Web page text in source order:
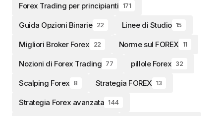
Forex Trading per principianti 171
Guida Opzioni Binarie 22 Linee di Studio 15
Migliori Broker Forex 22 Norme sul FOREX 11
Nozioni di Forex Trading 77 pillole Forex 32
Scalping Forex 8 Strategia FOREX 13
Strategia Forex avanzata 144